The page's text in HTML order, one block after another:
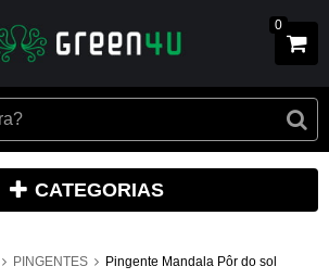
0
CATEGORIAS
PINGENTES Pingente Mandala Pôr do sol